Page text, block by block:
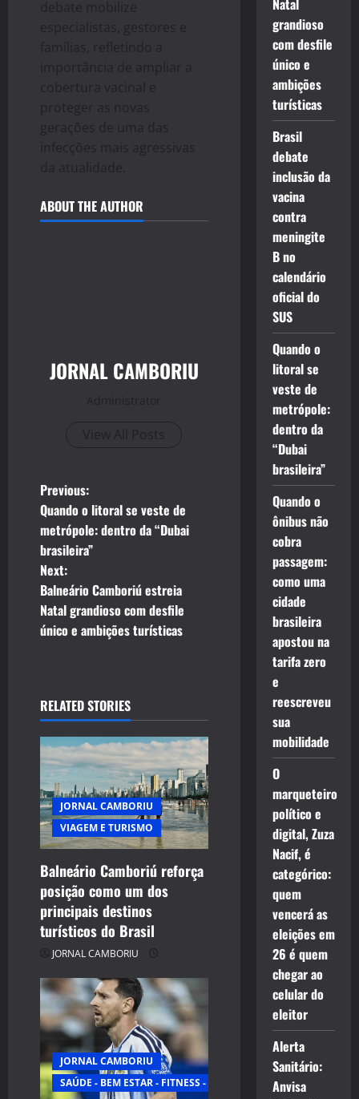
debate mobilize
especialistas, gestores e
famílias, refletindo a
importância de ampliar a
cobertura vacinal e
proteger as novas
gerações de uma das
infecções mais agressivas
da atualidade.
ABOUT THE AUTHOR
JORNAL CAMBORIU
Administrator
View All Posts
P
o
s
t
n
v
i
g
a
t
i
o
n
Previous:
Quando o litoral se veste de
metrópole: dentro da “Dubai
brasileira”
Next:
Balneário Camboriú estreia
Natal grandioso com desfile
único e ambições turísticas
RELATED STORIES
JORNAL CAMBORIU
VIAGEM E TURISMO
Balneário Camboriú reforça
posição como um dos
principais destinos
turísticos do Brasil
JORNAL CAMBORIU
JORNAL CAMBORIU
SAÚDE - BEM ESTAR - FITNESS - ESPORTE
Natal
grandioso
com desfile
único e
ambições
turísticas
Brasil
debate
inclusão da
vacina
contra
meningite
B no
calendário
oficial do
SUS
Quando o
litoral se
veste de
metrópole:
dentro da
“Dubai
brasileira”
Quando o
ônibus não
cobra
passagem:
como uma
cidade
brasileira
apostou na
tarifa zero
e
reescreveu
sua
mobilidade
O
marqueteiro
político e
digital, Zuza
Nacif, é
categórico:
quem
vencerá as
eleições em
26 é quem
chegar ao
celular do
eleitor
Alerta
Sanitário:
Anvisa